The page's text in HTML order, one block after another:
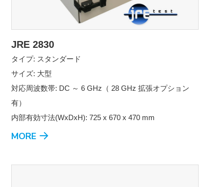
JRE 2830
タイプ: スタンダード
サイズ: 大型
対応周波数帯: DC ～ 6 GHz（ 28 GHz 拡張オプション
有）
内部有効寸法(WxDxH): 725 x 670 x 470 mm
MORE